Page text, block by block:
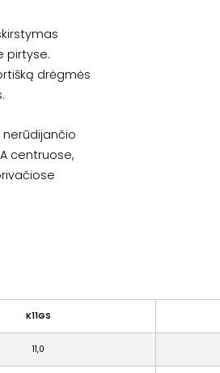
pirtyse.
drėgmės
centruose,
K11GS
11,0